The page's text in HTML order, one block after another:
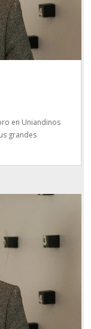
en Uniandinos
grandes